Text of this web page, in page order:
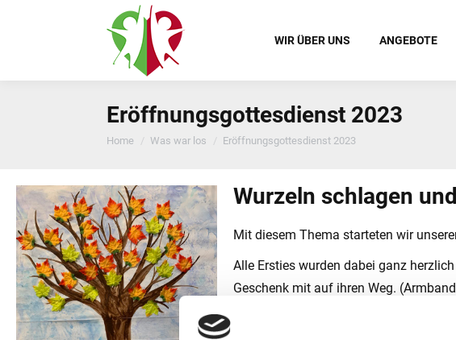
WIR ÜBER UNS ANGEBOTE
Eröffnungsgottesdienst 2023
You are here:
Home Was war los Eröffnungsgottesdienst 2023
Wurzeln schlagen
Mit diesem Thema starteten wir
Alle Ersties wurden dabei ganz
Geschenk mit auf ihren Weg.
begrüßte, konnten dabei auch wieder